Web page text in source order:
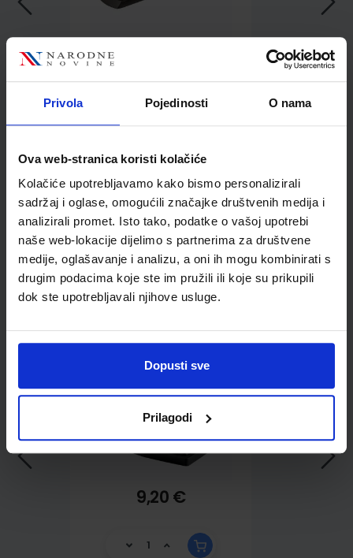
Privola Pojedinosti O nama
Ova web-stranica koristi kolačiće
Kolačiće upotrebljavamo kako bismo personalizirali
sadržaj i oglase, omogućili značajke društvenih medija i
analizirali promet. Isto tako, podatke o vašoj upotrebi
naše web-lokacije dijelimo s partnerima za društvene
medije, oglašavanje i analizu, a oni ih mogu kombinirati s
drugim podacima koje ste im pružili ili koje su prikupili
dok ste upotrebljavali njihove usluge.
Dopusti sve
Prilagodi
Kupci najčešće biraju..
Bušilica za papir Maped
crna
9,20 €